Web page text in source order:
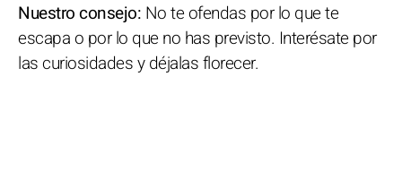
Nuestro consejo: No te ofendas por lo que te
escapa o por lo que no has previsto. Interésate por
las curiosidades y déjalas florecer.